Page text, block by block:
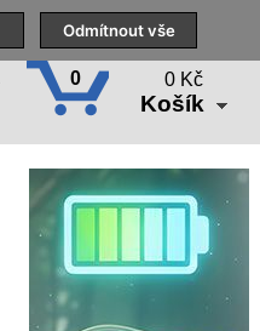
Školení
0 0 Kč
Košík
Odmítnout vše